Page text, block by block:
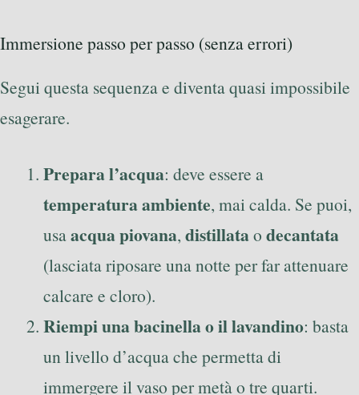
Immersione passo per passo (senza errori)
Segui questa sequenza e diventa quasi impossibile
esagerare.
Prepara l’acqua: deve essere a
temperatura ambiente, mai calda. Se puoi,
usaacqua piovana, distillatao decantata
(lasciata riposare una notte per far attenuare
calcare e cloro).
Riempi una bacinella o il lavandino: basta
un livello d’acqua che permetta di
immergere il vaso per metà o tre quarti.